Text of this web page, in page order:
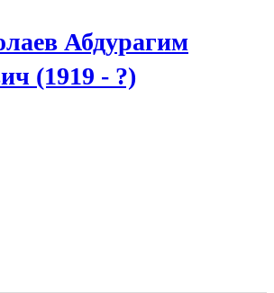
Абдурагим
(1919 - ?)